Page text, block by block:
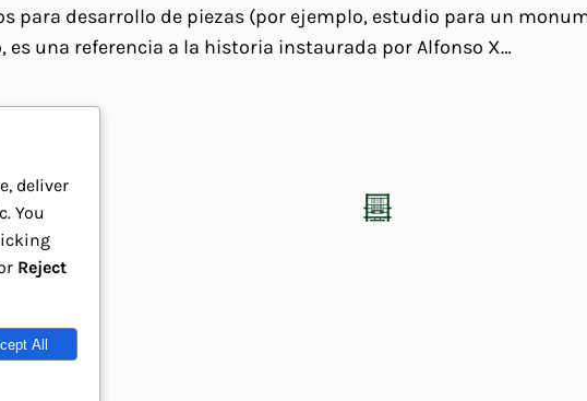
para desarrollo de piezas (por ejemplo, estudio para un
es una referencia a la historia instaurada por Alfonso X…
deliver
You
Reject
All